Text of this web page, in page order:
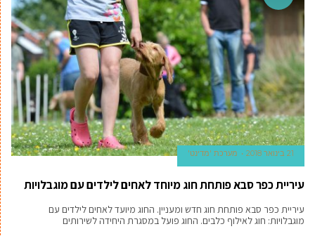
21 בינואר 2018 מערכת 'מדינט'
עיריית כפר סבא פותחת חוג מיוחד לאחים לילדים עם מוגבלויות
עיריית כפר סבא פותחת חוג חדש ומעניין. החוג מיועד לאחים לילדים עם
מוגבלויות: חוג לאילוף כלבים. החוג פועל במסגרת היחידה לשירותים